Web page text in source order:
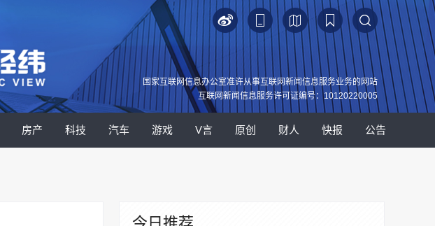
国家互联网信息办公室准许从事互联网新闻信息服务业务的网站
互联网新闻信息服务许可证编号：10120220005
房产 科技 汽车 游戏 V言 原创 财人 快报 公告